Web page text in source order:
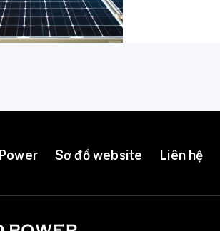
Sơ đồ website Liên hệ